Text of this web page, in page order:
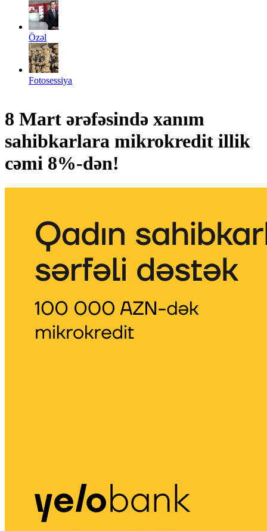
Özəl
Fotosessiya
8 Mart ərəfəsində xanım
sahibkarlara mikrokredit illik
cəmi 8%-dən!